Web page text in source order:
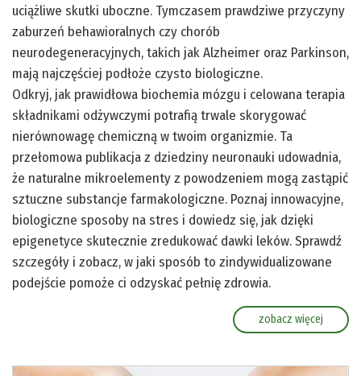
uciążliwe skutki uboczne. Tymczasem prawdziwe przyczyny
zaburzeń behawioralnych czy chorób
neurodegeneracyjnych, takich jak Alzheimer oraz Parkinson,
mają najczęściej podłoże czysto biologiczne.
Odkryj, jak prawidłowa biochemia mózgu i celowana terapia
składnikami odżywczymi potrafią trwale skorygować
nierównowagę chemiczną w twoim organizmie. Ta
przełomowa publikacja z dziedziny neuronauki udowadnia,
że naturalne mikroelementy z powodzeniem mogą zastąpić
sztuczne substancje farmakologiczne. Poznaj innowacyjne,
biologiczne sposoby na stres i dowiedz się, jak dzięki
epigenetyce skutecznie zredukować dawki leków. Sprawdź
szczegóły i zobacz, w jaki sposób to zindywidualizowane
podejście pomoże ci odzyskać pełnię zdrowia.
zobacz więcej